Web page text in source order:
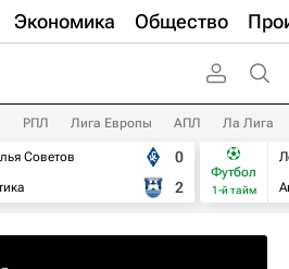
Экономика Общество
РПЛ Лига Европы АПЛ Ла Лига
Советов
0
2
Футбол
1-й тайм